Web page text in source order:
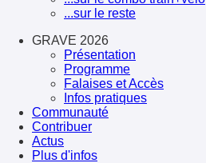
...sur le reste
GRAVE 2026
Présentation
Programme
Falaises et Accès
Infos pratiques
Communauté
Contribuer
Actus
Plus d'infos